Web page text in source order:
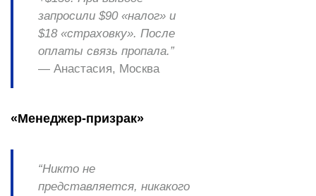
запросили $90 «налог» и
$18 «страховку». После
оплаты связь пропала.”
— Анастасия, Москва
«Менеджер‑призрак»
“Никто не
представляется, никакого